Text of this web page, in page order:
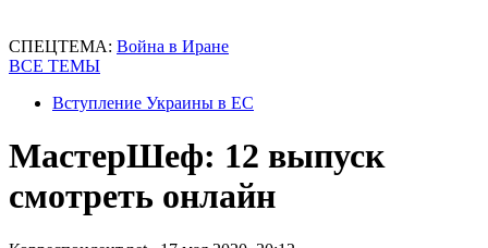
СПЕЦТЕМА: Война в Иране
ВСЕ ТЕМЫ
Вступление Украины в ЕС
МастерШеф: 12 выпуск
смотреть онлайн